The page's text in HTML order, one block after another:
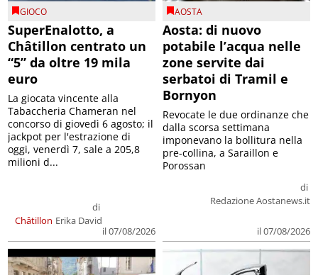
GIOCO
SuperEnalotto, a
Châtillon centrato un
“5” da oltre 19 mila
euro
Châtillon
di
Erika David
il 07/08/2026
La giocata vincente alla
Tabaccheria Chameran nel
concorso di giovedì 6 agosto; il
jackpot per l'estrazione di
oggi, venerdì 7, sale a 205,8
milioni d...
AOSTA
Aosta: di nuovo
potabile l’acqua nelle
zone servite dai
serbatoi di Tramil e
Bornyon
di
Redazione Aostanews.it
il 07/08/2026
Revocate le due ordinanze che
dalla scorsa settimana
imponevano la bollitura nella
pre-collina, a Saraillon e
Porossan